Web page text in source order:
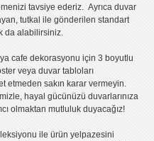
tavsiye ederiz. Ayrıca duvar
tutkal ile gönderilen standart
da alabilirsiniz.
cafe dekorasyonu için3 boyutlu
veya duvar tabloları
etmeden sakın karar vermeyin.
hayal gücünüzü duvarlarınıza
olmaktan mutluluk duyacağız!
ile ürün yelpazesini